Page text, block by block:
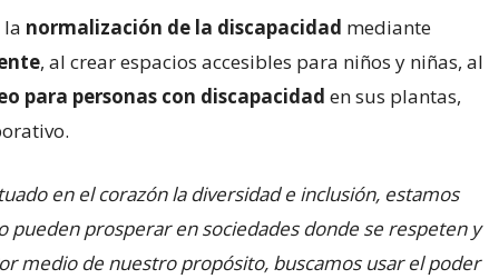
la normalización de la discapacidad mediante
, al crear espacios accesibles para niños y niñas, al
para personas con discapacidad en sus plantas,
en el corazón la diversidad e inclusión, estamos
pueden prosperar en sociedades donde se respeten y
medio de nuestro propósito, buscamos usar el poder